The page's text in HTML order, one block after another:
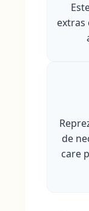
extras
de
care